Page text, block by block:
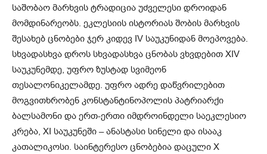
საშობაო მარხვის ტრადიცია უძველესი დროიდან
მომდინარეობს. ეკლესიის ისტორიას შობის მარხვის
შესახებ ცნობები ჯერ კიდევ IV საუკუნიდან მოეპოვება.
სხვადასხვა დროს სხვადასხვა ცნობას ვხვდებით XIV
საუკუნემდე, უფრო ზუსტად სვიმეონ
თესალონიკელამდე. უფრო ადრე დაწვრილებით
მოგვითხრობენ კონსტანტინოპოლის პატრიარქი
ბალსამონი და ერთ-ერთი იმდროინდელი საეკლესიო
კრება, XI საუკუნეში – ანასტასი სინელი და ისააკ
კათალიკოსი. საინტერესო ცნობებია დაცული X